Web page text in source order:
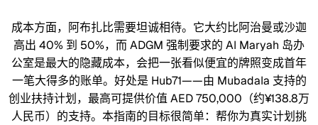
成本方面，阿布扎比需要坦诚相待。它大约比阿治曼或沙迦
高出 40% 到 50%，而 ADGM 强制要求的 Al Maryah 岛办
公室是最大的隐藏成本，会把一张看似便宜的牌照变成首年
一笔大得多的账单。好处是 Hub71——由 Mubadala 支持的
创业扶持计划，最高可提供价值 AED 750,000（约¥138.8万
人民币）的支持。本指南的目标很简单：帮你为真实计划挑